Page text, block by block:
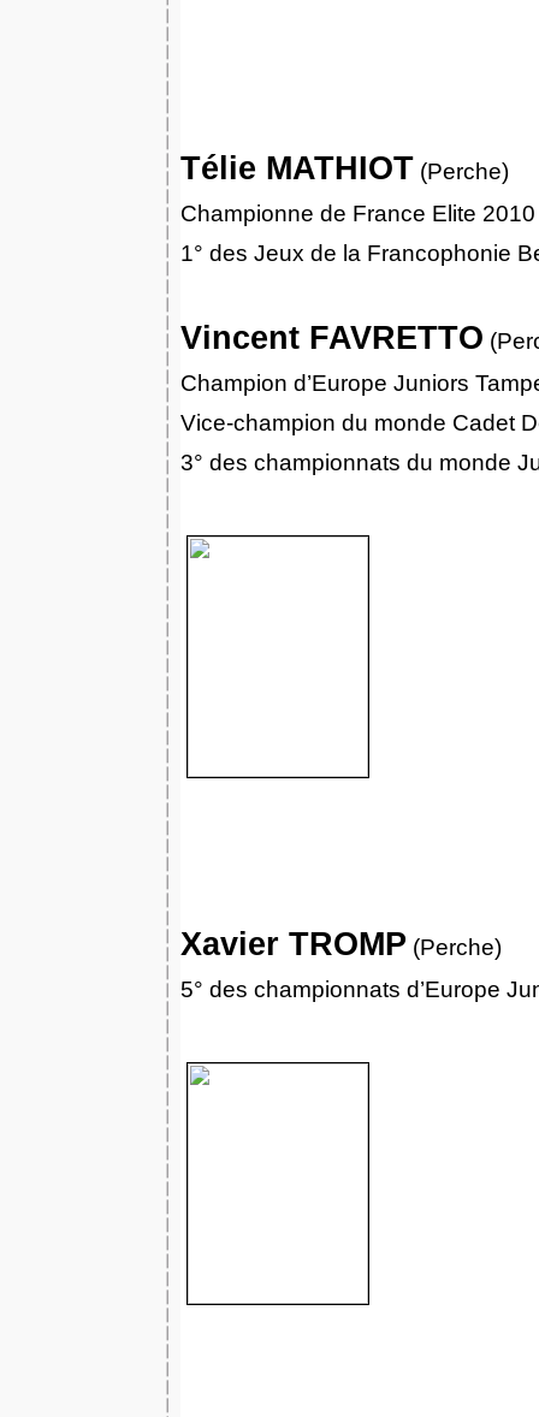
Télie MATHIOT (Perche)
Championne de France Elite 2010
1° des Jeux de la Francophonie
Vincent FAVRETTO
Champion d’Europe Juniors
Vice-champion du monde Cadet
3° des championnats du monde
Xavier TROMP (Perche)
5° des championnats d’Europe